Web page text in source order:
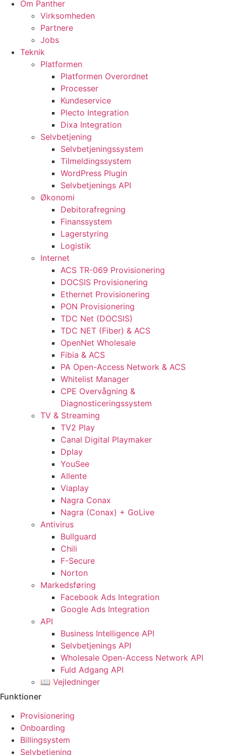
Om Panther
Virksomheden
Partnere
Jobs
Teknik
Platformen
Platformen Overordnet
Processer
Kundeservice
Plecto Integration
Dixa Integration
Selvbetjening
Selvbetjeningssystem
Tilmeldingssystem
WordPress Plugin
Selvbetjenings API
Økonomi
Debitorafregning
Finanssystem
Lagerstyring
Logistik
Internet
ACS TR-069 Provisionering
DOCSIS Provisionering
Ethernet Provisionering
PON Provisionering
TDC Net (DOCSIS)
TDC NET (Fiber) & ACS
OpenNet Wholesale
Fibia & ACS
PA Open-Access Network & ACS
Whitelist Manager
CPE Overvågning &
Diagnosticeringssystem
TV & Streaming
TV2 Play
Canal Digital Playmaker
Dplay
YouSee
Allente
Viaplay
Nagra Conax
Nagra (Conax) + GoLive
Antivirus
Bullguard
Chili
F-Secure
Norton
Markedsføring
Facebook Ads Integration
Google Ads Integration
API
Business Intelligence API
Selvbetjenings API
Wholesale Open-Access Network API
Fuld Adgang API
📖 Vejledninger
Funktioner
Provisionering
Onboarding
Billingsystem
Selvbetjening